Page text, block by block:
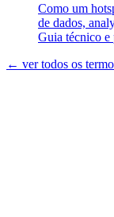
Como um
de dados,
Guia técnico e
← ver todos os